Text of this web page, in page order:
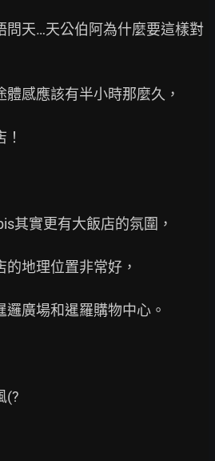
問天…天公伯阿為什麼要這樣對
感應該有半小時那麼久，
其實更有大飯店的氛圍，
地理位置非常好，
邏廣場和暹羅購物中心。
(?